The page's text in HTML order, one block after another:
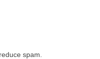
spam.